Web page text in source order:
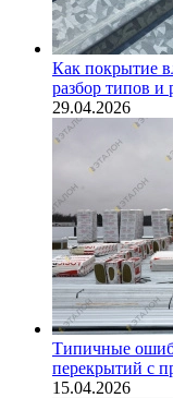
Как покрытие
разбор типов и
29.04.2026
Типичные
перекрытий с
15.04.2026